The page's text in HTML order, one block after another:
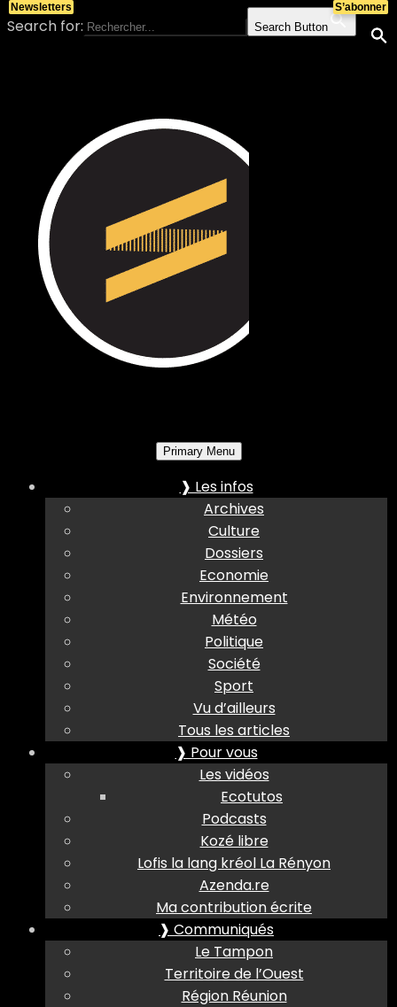
Search for: Search Button
Primary Menu
❱ Les infos
Archives
Culture
Dossiers
Economie
Environnement
Météo
Politique
Société
Sport
Vu d’ailleurs
Tous les articles
❱ Pour vous
Les vidéos
Ecotutos
Podcasts
Kozé libre
Lofis la lang kréol La Rényon
Azenda.re
Ma contribution écrite
❱ Communiqués
Le Tampon
Territoire de l’Ouest
Région Réunion
S’abonner
Newsletters